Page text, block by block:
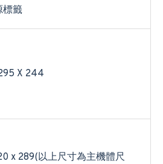
標籤
X 244
x 289(以上尺寸為主機體尺